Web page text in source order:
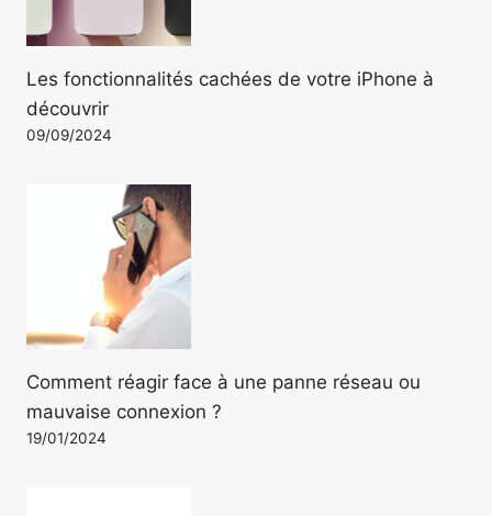
Les fonctionnalités cachées de votre iPhone à
découvrir
09/09/2024
Comment réagir face à une panne réseau ou
mauvaise connexion ?
19/01/2024